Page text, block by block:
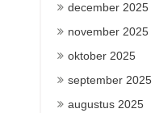
december 2025
november 2025
oktober 2025
september 2025
augustus 2025